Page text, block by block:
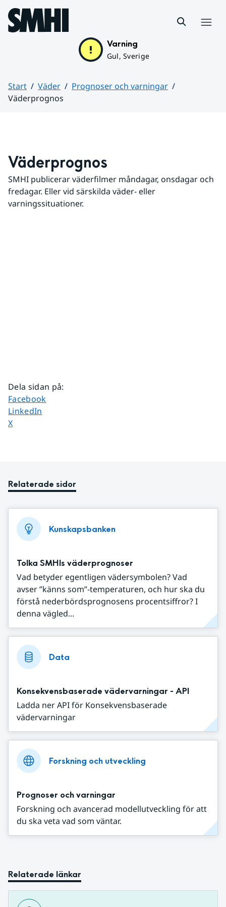
Hoppa till sidans innehåll
Varning
Gul, Sverige
Start Väder
Prognoser och varningar
Väderprognos
Väderprognos
SMHI publicerar väderfilmer måndagar, onsdagar och
fredagar. Eller vid särskilda väder- eller
varningssituationer.
Dela sidan på:
Dela sidan på
Facebook
Dela sidan på
LinkedIn
Dela sidan på
X
Relaterade sidor
Kunskapsbanken
Tolka SMHIs väderprognoser
Vad betyder egentligen vädersymbolen? Vad
avser ”känns som”-temperaturen, och hur ska du
förstå nederbördsprognosens procentsiffror? I
denna vägled...
Data
Konsekvensbaserade vädervarningar - API
Ladda ner API för Konsekvensbaserade
vädervarningar
Forskning och utveckling
Prognoser och varningar
Forskning och avancerad modellutveckling för att
du ska veta vad som väntar.
Relaterade länkar